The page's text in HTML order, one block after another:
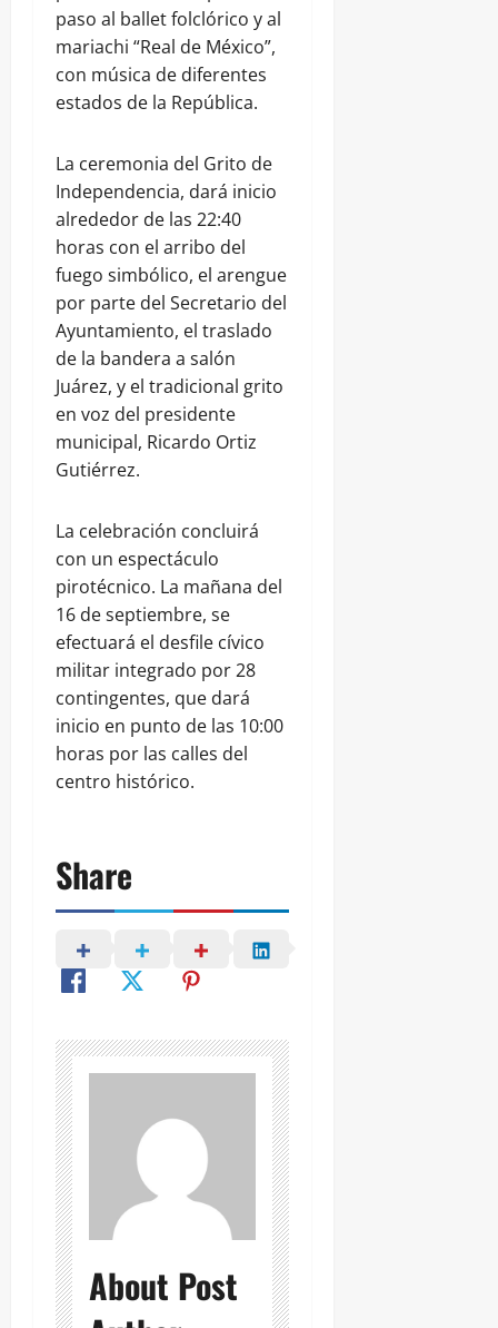
paso al ballet folclórico y al
mariachi “Real de México”,
con música de diferentes
estados de la República.
La ceremonia del Grito de
Independencia, dará inicio
alrededor de las 22:40
horas con el arribo del
fuego simbólico, el arengue
por parte del Secretario del
Ayuntamiento, el traslado
de la bandera a salón
Juárez, y el tradicional grito
en voz del presidente
municipal, Ricardo Ortiz
Gutiérrez.
La celebración concluirá
con un espectáculo
pirotécnico. La mañana del
16 de septiembre, se
efectuará el desfile cívico
militar integrado por 28
contingentes, que dará
inicio en punto de las 10:00
horas por las calles del
centro histórico.
Share
About Post